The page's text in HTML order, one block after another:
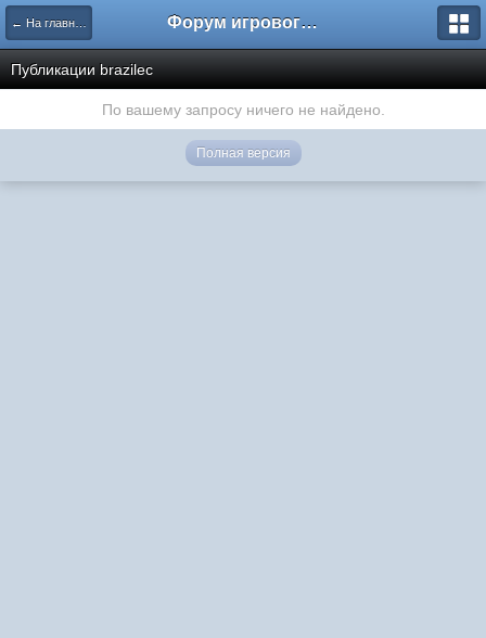
← На главную Форум игрового проекта Riverrise
Публикации brazilec
По вашему запросу ничего не найдено.
Полная версия